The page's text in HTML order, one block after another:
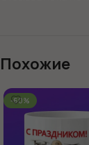
Похожие
-60%